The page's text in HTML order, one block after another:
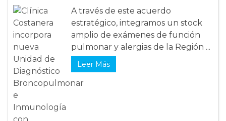
A través de este acuerdo
estratégico, integramos un stock
amplio de exámenes de función
pulmonar y alergias de la Región ...
Leer Más